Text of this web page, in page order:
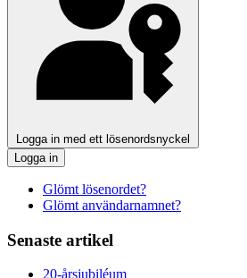
Logga in med ett lösenordsnyckel
Logga in
Glömt lösenordet?
Glömt användarnamnet?
Senaste artikel
20-årsjubiléum